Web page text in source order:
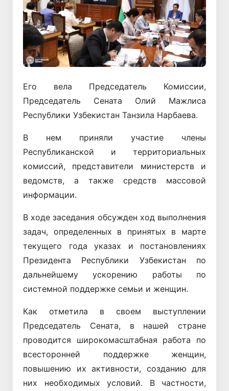
Его вела Председатель Комиссии,
Председатель Сената Олий Мажлиса
Республики Узбекистан Танзила Нарбаева.
В нем приняли участие члены
Республиканской и территориальных
комиссий, представители министерств и
ведомств, а также средств массовой
информации.
В ходе заседания обсужден ход выполнения
задач, определенных в принятых в марте
текущего года указах и постановлениях
Президента Республики Узбекистан по
дальнейшему ускорению работы по
системной поддержке семьи и женщин.
Как отметила в своем выступлении
Председатель Сената, в нашей стране
проводится широкомасштабная работа по
всесторонней поддержке женщин,
повышению их активности, созданию для
них необходимых условий. В частности,